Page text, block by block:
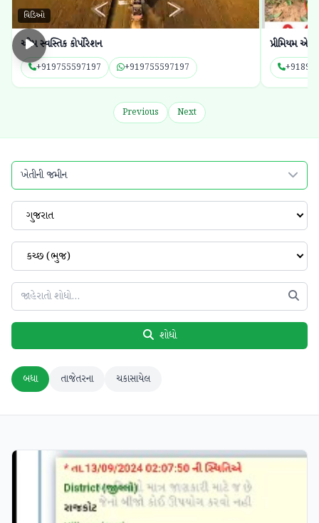
પ્રીમિયમ એગ્રોટેક કંપની
+918980217383 +918980217383
શિવ લહેરી
Previous Next
ખેતીની જમીન
ગુજરાત
કચ્છ (ભુજ)
શોધો
બધા તાજેતરના ચકાસાયેલ